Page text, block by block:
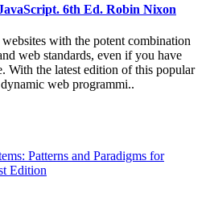
6th Ed. Robin Nixon
with the potent combination
web standards, even if you have
the latest edition of this popular
web programmi..